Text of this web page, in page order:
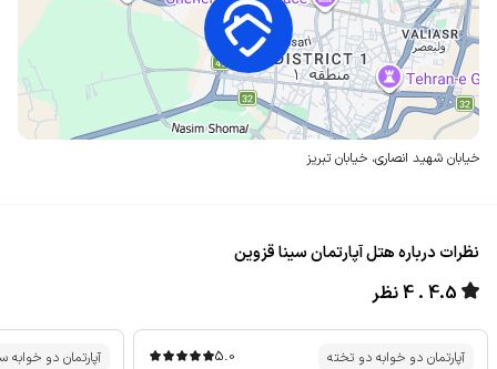
خیابان شهید انصاری، خیابان تبریز
نظرات درباره هتل آپارتمان سینا قزوین
4.5 4 نظر
آپارتمان دو خوابه دو تخته 5.0 آپارتمان دو